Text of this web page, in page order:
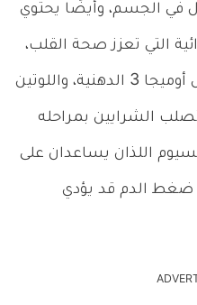
في الجسم، وأيضًا يحتوي
التي تعزز صحة القلب،
مثل فيتامين سي وك وأحماض أوميجا 3 الدهنية، واللوتين
الشرايين بمراحله
اللذان يساعدان على
ضغط الدم قد يؤدي